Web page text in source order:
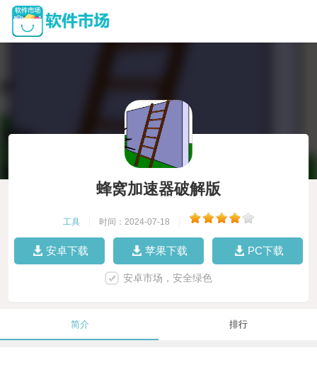
蜂窝加速器破解版
工具 时间：2024-07-18
安卓下载 苹果下载 PC下载
安卓市场，安全绿色
简介 排行